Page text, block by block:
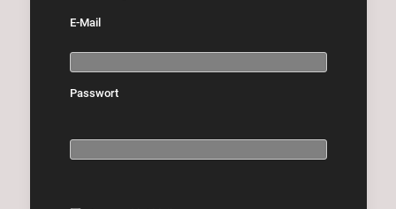
E-Mail
Passwort